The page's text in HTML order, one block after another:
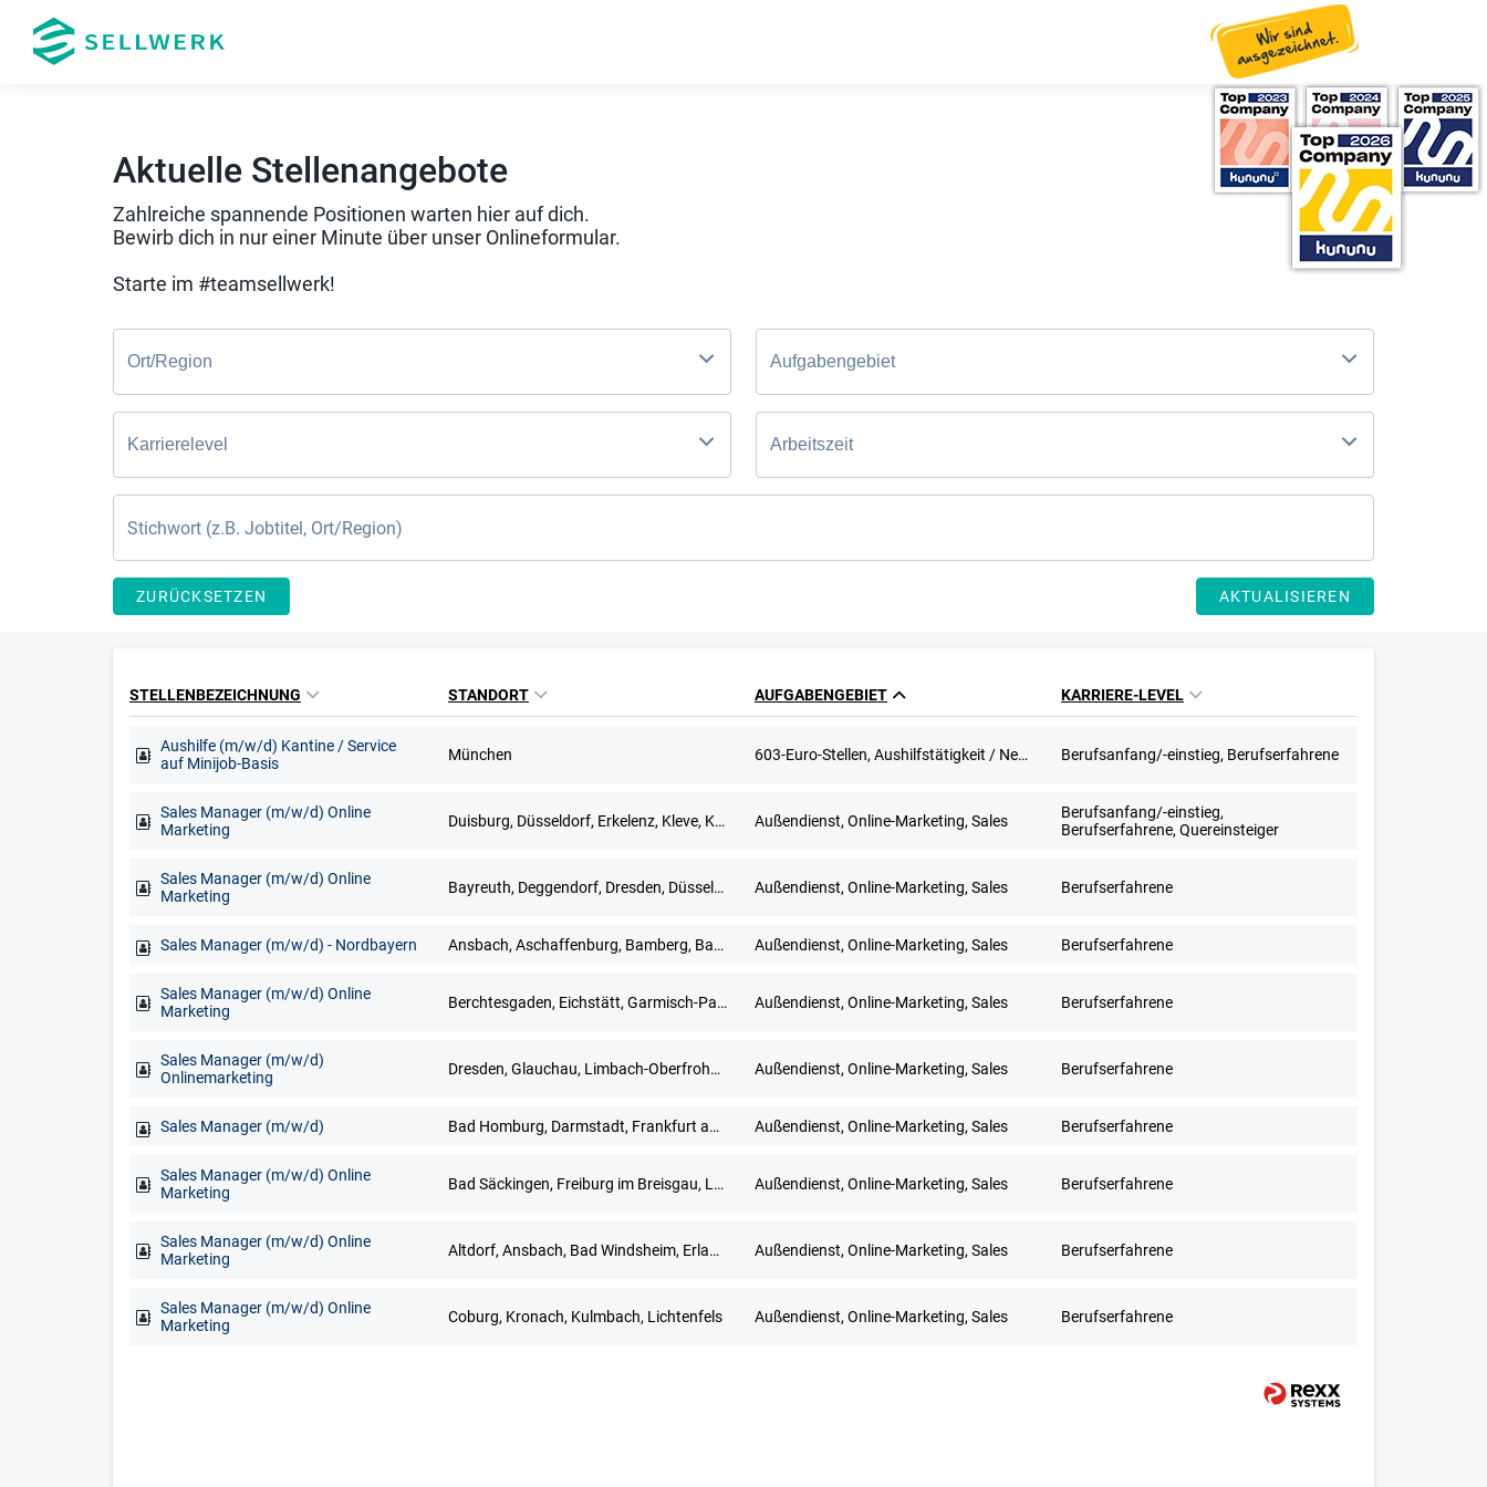
Aktuelle Stellenangebote
Zahlreiche spannende Positionen warten hier auf dich.
Bewirb dich in nur einer Minute über unser Onlineformular.
Starte im #teamsellwerk!
Ort/Region Aufgabengebiet
Karrierelevel Arbeitszeit
ZURÜCKSETZEN AKTUALISIEREN
STELLENBEZEICHNUNG STANDORT AUFGABENGEBIET KARRIERE-LEVEL
Aushilfe (m/w/d) Kantine / Service
auf Minijob-Basis
München 603-Euro-Stellen, Aushilfstätigkeit / Nebenjob Berufsanfang/-einstieg, Berufserfahrene
Sales Manager (m/w/d) Online
Marketing
Duisburg, Düsseldorf, Erkelenz, Kleve, Krefeld, Langenfeld, Mönchengladbach, Mülheim an der Ruhr, Wesel, Wuppertal Außendienst, Online-Marketing, Sales
Berufsanfang/-einstieg,
Berufserfahrene, Quereinsteiger
Sales Manager (m/w/d) Online
Marketing
Bayreuth, Deggendorf, Dresden, Düsseldorf, Erfurt, Frankfurt am Main, Freiburg im Breisgau, Fuldabrück, Leipzig, München, Nürnberg, Regensburg, Stuttgart, Würzburg Außendienst, Online-Marketing, Sales Berufserfahrene
Sales Manager (m/w/d) - Nordbayern Ansbach, Aschaffenburg, Bamberg, Bayreuth, Coburg, Hof, Nürnberg, Regensburg, Schweinfurt, Würzburg Außendienst, Online-Marketing, Sales Berufserfahrene
Sales Manager (m/w/d) Online
Marketing
Berchtesgaden, Eichstätt, Garmisch-Partenkirchen, Ingolstadt, München, Rosenheim, Traunstein, Weilheim in Oberbayern Außendienst, Online-Marketing, Sales Berufserfahrene
Sales Manager (m/w/d)
Onlinemarketing
Dresden, Glauchau, Limbach-Oberfrohna, Meerane, Plauen, Zwickau Außendienst, Online-Marketing, Sales Berufserfahrene
Sales Manager (m/w/d) Bad Homburg, Darmstadt, Frankfurt am Main, Hanau, Limburg an der Lahn, Mainz, Neu-Isenburg, Offenbach am Main, Rüsselsheim, Wiesbaden Außendienst, Online-Marketing, Sales Berufserfahrene
Sales Manager (m/w/d) Online
Marketing
Bad Säckingen, Freiburg im Breisgau, Lörrach, Waldshut-Tiengen Außendienst, Online-Marketing, Sales Berufserfahrene
Sales Manager (m/w/d) Online
Marketing
Altdorf, Ansbach, Bad Windsheim, Erlangen, Fürth, Neustadt an der Aisch, Nürnberg, Treuchtlingen, Uffenheim Außendienst, Online-Marketing, Sales Berufserfahrene
Sales Manager (m/w/d) Online
Marketing
Coburg, Kronach, Kulmbach, Lichtenfels Außendienst, Online-Marketing, Sales Berufserfahrene